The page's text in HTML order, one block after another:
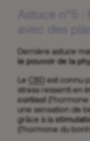
Dernière astuce
le pouvoir de la
Le CBDest connu
stress ressenti en
cortisol
une sensation de
grâce à la
(l’hormone du